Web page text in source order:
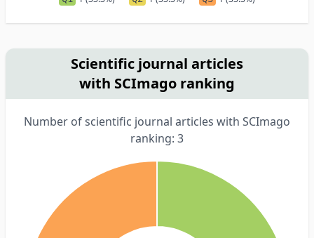
Scientific journal articles
with SCImago ranking
Number of scientific journal articles with SCImago
ranking: 3